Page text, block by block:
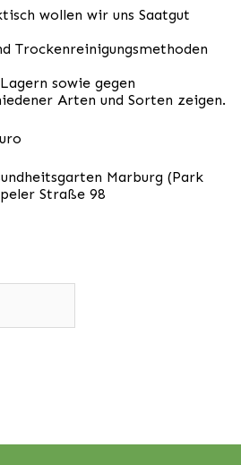
wollen wir uns Saatgut
Trockenreinigungsmethoden
sowie gegen
Arten und Sorten zeigen.
Marburg (Park
Straße 98